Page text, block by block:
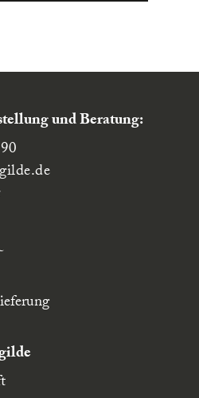
und Beratung: